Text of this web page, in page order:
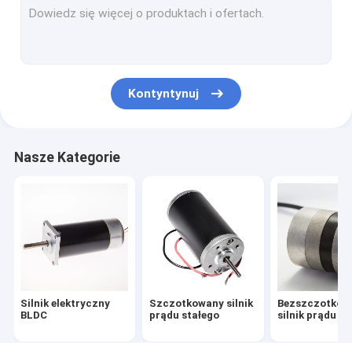
Silnik serwo AC
Bezszczotkowy sterownik silnika
Mikrosilnik prądu stałego
Stojan silnika prądu stałego
Kontyntynuj
Nasze Kategorie
Silnik elektryczny
BLDC
Szczotkowany silnik
prądu stałego
silnik prądu